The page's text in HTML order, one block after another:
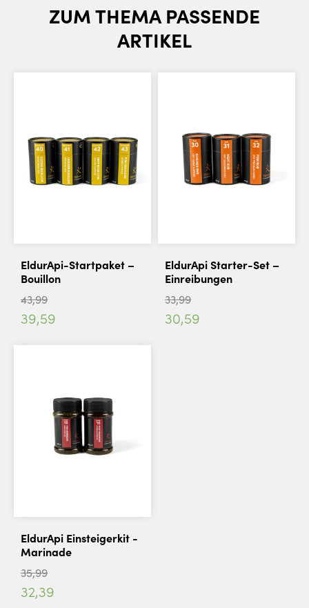
ZUM THEMA PASSENDE
ARTIKEL
EldurApi-Startpaket –
Bouillon
43,99
39,59
EldurApi Starter-Set –
Einreibungen
33,99
30,59
EldurApi Einsteigerkit -
Marinade
35,99
32,39